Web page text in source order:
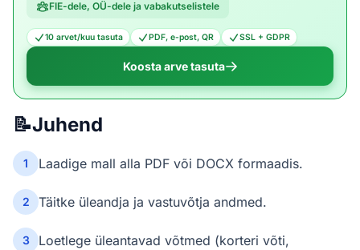
FIE-dele, OÜ-dele ja vabakutselistele
10 arvet/kuu tasuta PDF, e-post, QR SSL + GDPR
Koosta arve tasuta
📝Juhend
1 Laadige mall alla PDF või DOCX formaadis.
2 Täitke üleandja ja vastuvõtja andmed.
3
Loetlege üleantavad võtmed (korteri võti,